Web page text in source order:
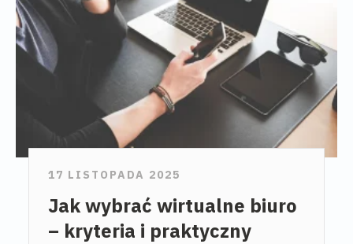
17 LISTOPADA 2025
Jak wybrać wirtualne biuro
– kryteria i praktyczny